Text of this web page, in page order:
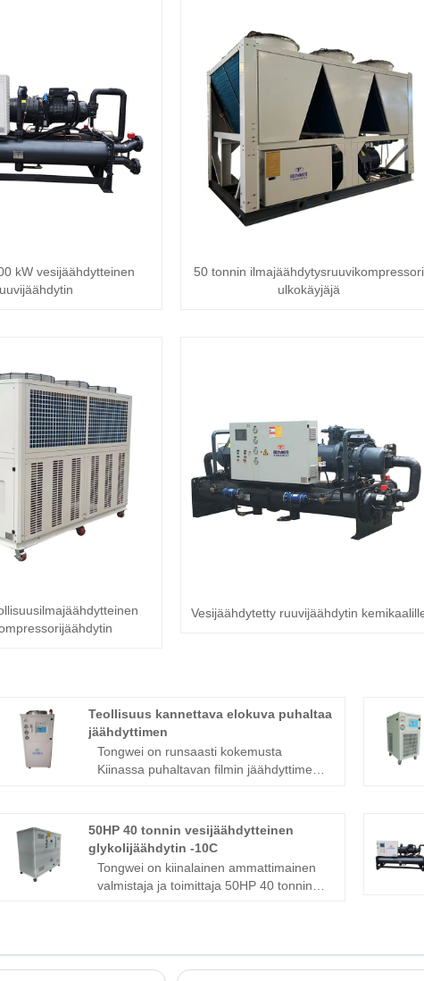
kW vesijäähdytteinen
50 tonnin ilmajäähdytysruuvikompressori
ulkokäyjäjä
Vesijäähdytetty ruuvijäähdytin
Teollisuus kannettava elokuva puhaltaa
jäähdyttimen
Tongwei on runsaasti kokemusta
Kiinassa puhaltavan filmin jäähdyttimen
suoritusparametrit.Nowadays, olemme
toimittaneet jäähdytyslaitteita monille
sovelluksille. Puhallusmuovaus on jo
pitkään ollut pakkausteollisuuden
prosessi, joka tekee materiaaleja, kuten
50HP 40 tonnin vesijäähdytteinen
glykolijäähdytin -10C
Tongwei on kiinalainen ammattimainen
valmistaja ja toimittaja 50HP 40 tonnin
valikoiman glykolijäähdyttimiä
tarjoamalla laaja valikoima erilaisia ​​